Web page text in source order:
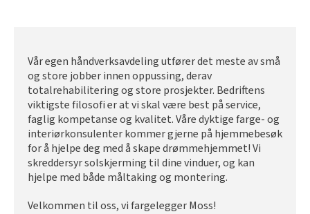
Vår egen håndverksavdeling utfører det meste av små
og store jobber innen oppussing, derav
totalrehabilitering og store prosjekter. Bedriftens
viktigste filosofi er at vi skal være best på service,
faglig kompetanse og kvalitet. Våre dyktige farge- og
interiørkonsulenter kommer gjerne på hjemmebesøk
for å hjelpe deg med å skape drømmehjemmet! Vi
skreddersyr solskjerming til dine vinduer, og kan
hjelpe med både måltaking og montering.
Velkommen til oss, vi fargelegger Moss!